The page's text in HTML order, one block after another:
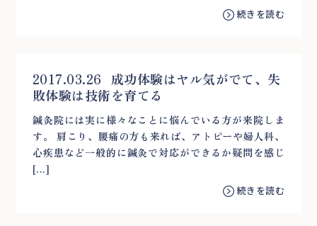
続きを読む
2017.03.26
成功体験はヤル気がでて、失
敗体験は技術を育てる
鍼灸院には実に様々なことに悩んでいる方が来院しま
す。 肩こり、腰痛の方も来れば、アトピーや婦人科、
心疾患など一般的に鍼灸で対応ができるか疑問を感じ
[...]
続きを読む